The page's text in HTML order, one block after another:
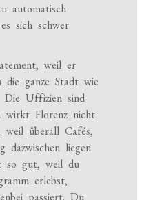
automatisch
sich schwer
weil er
ganze Stadt wie
Die Uffizien sind
wirkt Florenz nicht
weil überall Cafés,
dazwischen liegen.
so gut, weil du
erlebst,
passiert. Du